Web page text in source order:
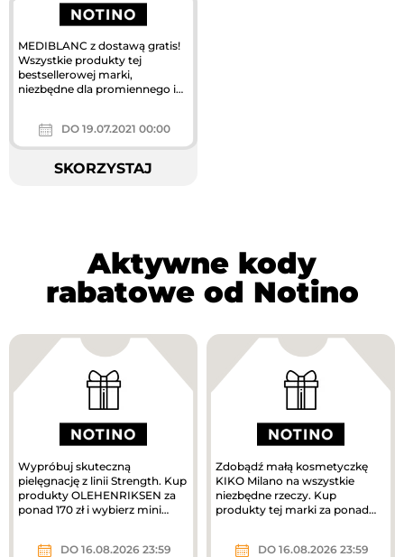
MEDIBLANC z dostawą gratis!
Wszystkie produkty tej
bestsellerowej marki,
niezbędne dla promiennego i
DO 19.07.2021 00:00
SKORZYSTAJ
Aktywne kody
rabatowe od Notino
Wypróbuj skuteczną
pielęgnację z linii Strength. Kup
produkty OLEHENRIKSEN za
ponad 170 zł i wybierz mini
DO 16.08.2026 23:59
Zdobądź małą kosmetyczkę
KIKO Milano na wszystkie
niezbędne rzeczy. Kup
produkty tej marki za ponad
DO 16.08.2026 23:59